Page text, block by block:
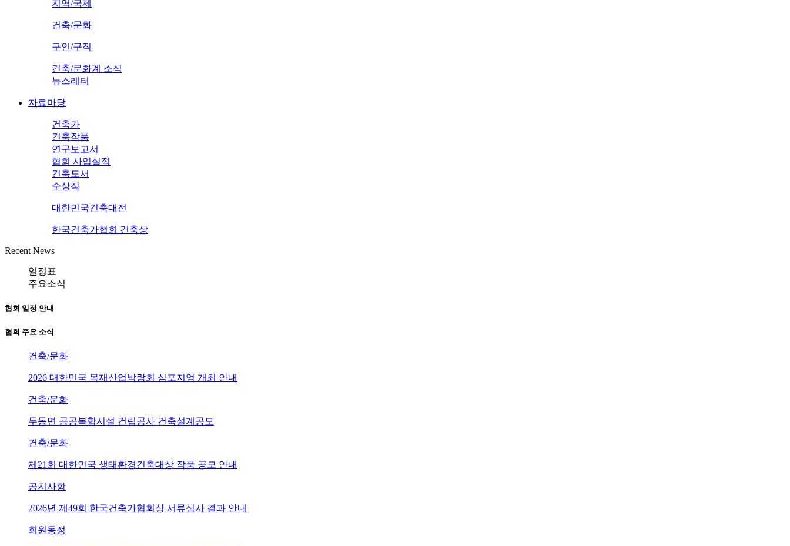
지역/국제
건축/문화
구인/구직
건축/문화계 소식
뉴스레터
자료마당
건축가
건축작품
연구보고서
협회 사업실적
건축도서
수상작
대한민국건축대전
한국건축가협회 건축상
Recent News
일정표
주요소식
협회 일정 안내
협회 주요 소식
건축/문화
2026 대한민국 목재산업박람회 심포지엄 개최 안내
건축/문화
두동면 공공복합시설 건립공사 건축설계공모
건축/문화
제21회 대한민국 생태환경건축대상 작품 공모 안내
공지사항
2026년 제49회 한국건축가협회상 서류심사 결과 안내
회원동정